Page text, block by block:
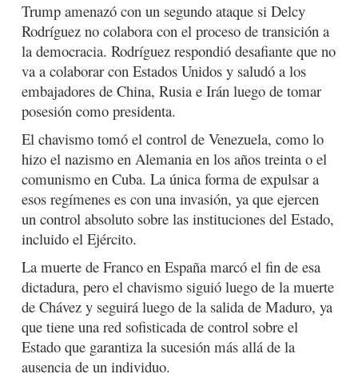
Trump amenazó con un segundo ataque si Delcy
Rodríguez no colabora con el proceso de transición a
la democracia. Rodríguez respondió desafiante que no
va a colaborar con Estados Unidos y saludó a los
embajadores de China, Rusia e Irán luego de tomar
posesión como presidenta.
El chavismo tomó el control de Venezuela, como lo
hizo el nazismo en Alemania en los años treinta o el
comunismo en Cuba. La única forma de expulsar a
esos regímenes es con una invasión, ya que ejercen
un control absoluto sobre las instituciones del Estado,
incluido el Ejército.
La muerte de Franco en España marcó el fin de esa
dictadura, pero el chavismo siguió luego de la muerte
de Chávez y seguirá luego de la salida de Maduro, ya
que tiene una red sofisticada de control sobre el
Estado que garantiza la sucesión más allá de la
ausencia de un individuo.